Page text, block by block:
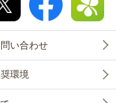
い合わせ
環境